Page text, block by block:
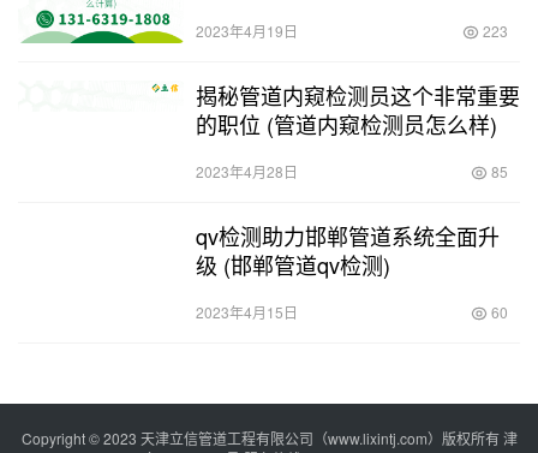
2023年4月19日 223
揭秘管道内窥检测员这个非常重要
的职位 (管道内窥检测员怎么样)
2023年4月28日 85
qv检测助力邯郸管道系统全面升
级 (邯郸管道qv检测)
2023年4月15日 60
Copyright © 2023 天津立信管道工程有限公司（www.lixintj.com）版权所有津